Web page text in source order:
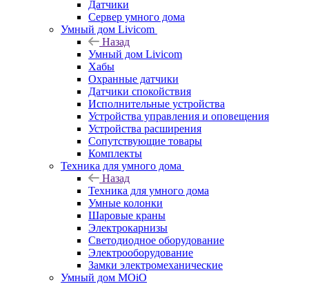
Датчики
Сервер умного дома
Умный дом Livicom
Назад
Умный дом Livicom
Хабы
Охранные датчики
Датчики спокойствия
Исполнительные устройства
Устройства управления и оповещения
Устройства расширения
Сопутствующие товары
Комплекты
Техника для умного дома
Назад
Техника для умного дома
Умные колонки
Шаровые краны
Электрокарнизы
Светодиодное оборудование
Электрооборудование
Замки электромеханические
Умный дом MOiO